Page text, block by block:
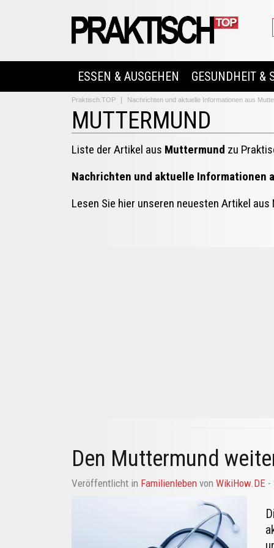
ESSEN & AUSGEHEN GESUNDHEIT &
Praktisch.TOP Nachrichten und aktuelle Informationen aus
MUTTERMUND
Liste der Artikel aus Muttermund zu
Nachrichten und aktuelle Informationen
Lesen Sie hier unseren neuesten Artikel
Den Muttermund
Veröffentlicht in Familienleben von WikiHow.DE -